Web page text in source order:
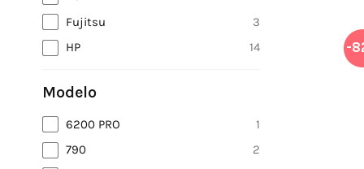
Fujitsu
3
HP
14
Modelo
6200 PRO
1
790
2
-